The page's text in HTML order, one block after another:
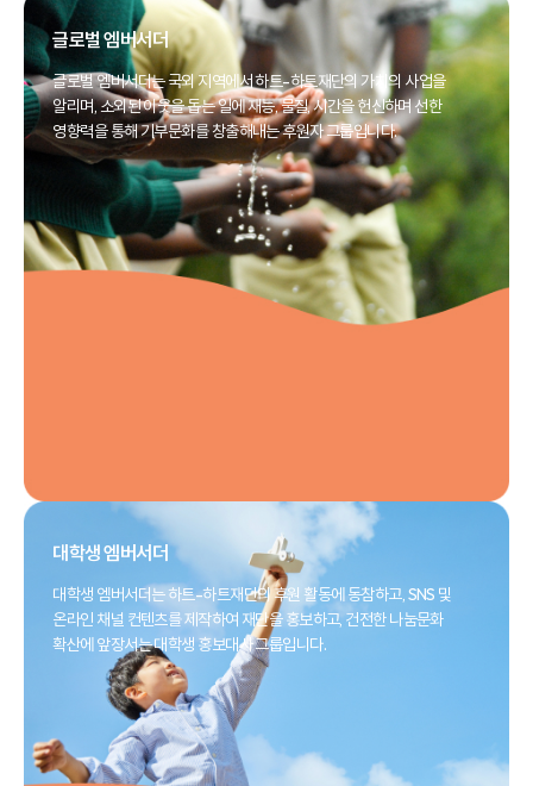
글로벌 엠버서더
글로벌 엠버서더는 국외 지역에서 하트-하트재단의 가치의 사업을
알리며, 소외된 이웃을 돕는 일에 재능, 물질, 시간을 헌신하며 선한
영향력을 통해 기부문화를 창출해내는 후원자 그룹입니다.
대학생 엠버서더
대학생 엠버서더는 하트-하트재단의 후원 활동에 동참하고, SNS 및
온라인 채널 컨텐츠를 제작하여 재단을 홍보하고, 건전한 나눔문화
확산에 앞장서는 대학생 홍보대사 그룹입니다.